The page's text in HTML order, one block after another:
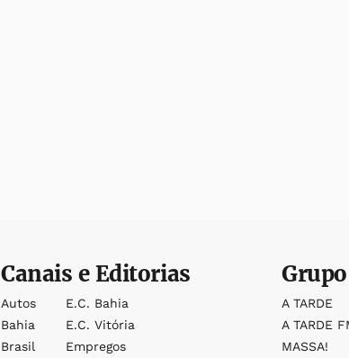
Canais e Editorias
Autos
Bahia
Brasil
E.c. Bahia
E.c. Vitória
Empregos
A TARDE
A TARDE
MASSA!